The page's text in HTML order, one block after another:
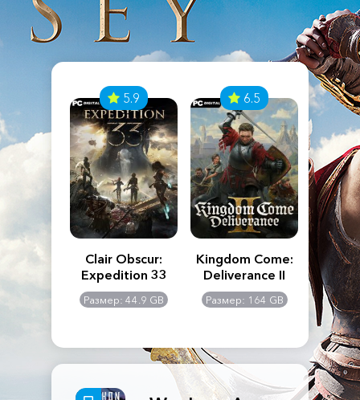
Creed
5.9
Clair Obscur:
Expedition 33
Размер: 44.9 GB
6.5
Kingdom Come:
Deliverance II
Размер: 164 GB
The